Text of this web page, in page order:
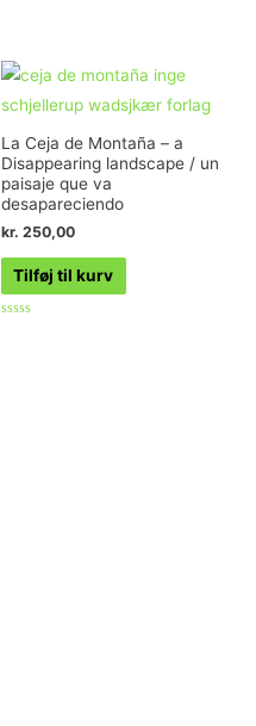
La Ceja de Montaña – a
Disappearing landscape / un
paisaje que va
desapareciendo
kr. 250,00
Tilføj til kurv